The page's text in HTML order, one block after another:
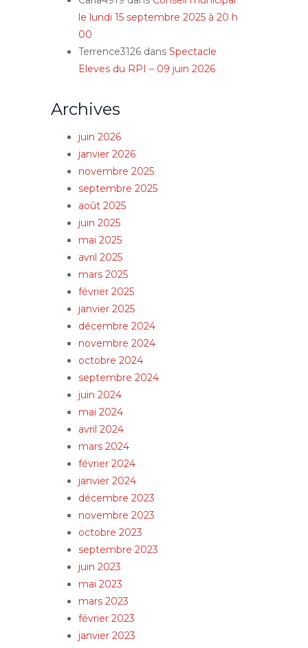
le lundi 15 septembre 2025 à 20 h
00
Terrence3126 dans Spectacle
Eleves du RPI – 09 juin 2026
Archives
juin 2026
janvier 2026
novembre 2025
septembre 2025
août 2025
juin 2025
mai 2025
avril 2025
mars 2025
février 2025
janvier 2025
décembre 2024
novembre 2024
octobre 2024
septembre 2024
juin 2024
mai 2024
avril 2024
mars 2024
février 2024
janvier 2024
décembre 2023
novembre 2023
octobre 2023
septembre 2023
juin 2023
mai 2023
mars 2023
février 2023
janvier 2023